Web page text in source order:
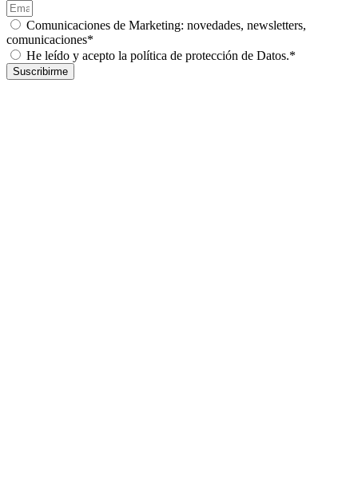
Comunicaciones de Marketing: novedades, newsletters,
comunicaciones*
He leído y acepto la política de protección de Datos.*
Suscribirme